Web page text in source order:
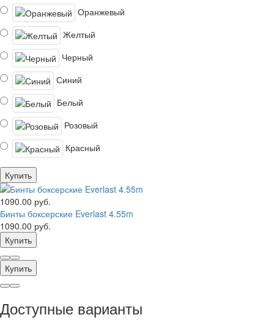
Оранжевый
Желтый
Черный
Синий
Белый
Розовый
Красный
Купить
1090.00 руб.
Бинты боксерские Everlast 4.55m
1090.00 руб.
Купить
Купить
Доступные варианты